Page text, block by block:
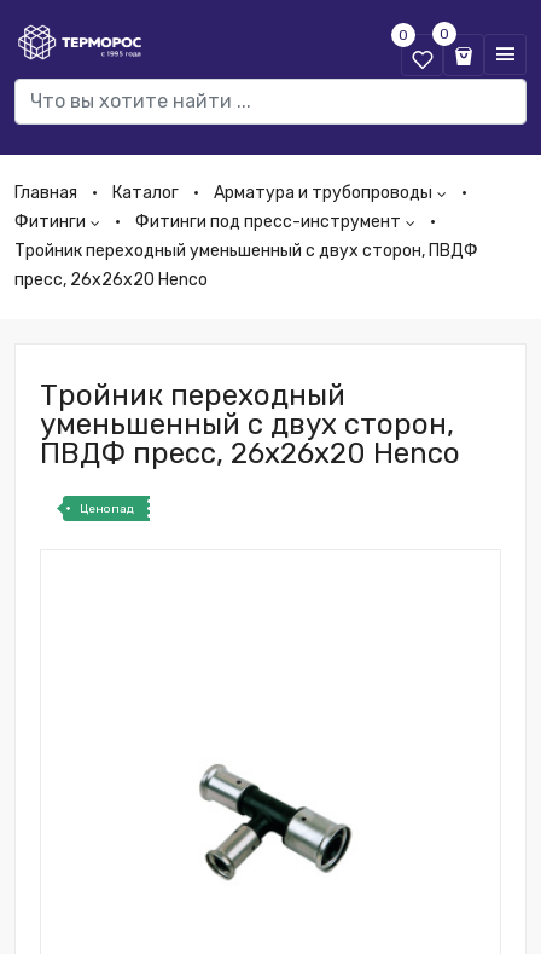
0 0
Главная Каталог
Арматура и трубопроводы
Фитинги
Фитинги под пресс-инструмент
Тройник переходный уменьшенный с двух сторон, ПВДФ
пресс, 26х26х20 Henco
Тройник переходный
уменьшенный с двух сторон,
ПВДФ пресс, 26х26х20 Henco
Ценопад